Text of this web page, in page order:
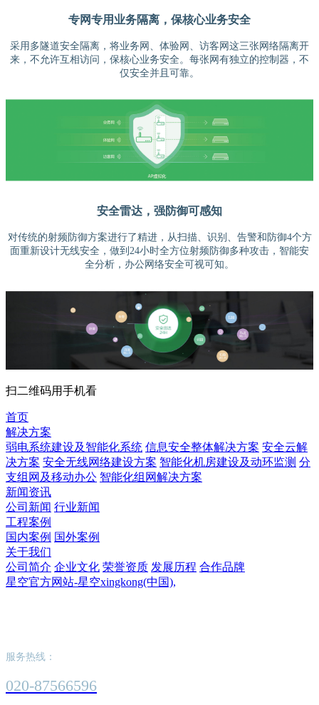
专网专用业务隔离，保核心业务安全
采用多隧道安全隔离，将业务网、体验网、访客网这三张网络隔离开
来，不允许互相访问，保核心业务安全。每张网有独立的控制器，不
仅安全并且可靠。
安全雷达，强防御可感知
对传统的射频防御方案进行了精进，从扫描、识别、告警和防御4个方
面重新设计无线安全，做到24小时全方位射频防御多种攻击，智能安
全分析，办公网络安全可视可知。
扫二维码用手机看
首页
解决方案
弱电系统建设及智能化系统 信息安全整体解决方案 安全云解
决方案 安全无线网络建设方案 智能化机房建设及动环监测 分
支组网及移动办公 智能化组网解决方案
新闻资讯
公司新闻 行业新闻
工程案例
国内案例 国外案例
关于我们
公司简介 企业文化 荣誉资质 发展历程 合作品牌
星空官方网站-星空xingkong(中国),
服务热线：
020-87566596